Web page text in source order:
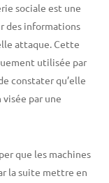
sociale est une
des informations
attaque. Cette
utilisée par
constater qu’elle
par une
que les machines
la suite mettre en